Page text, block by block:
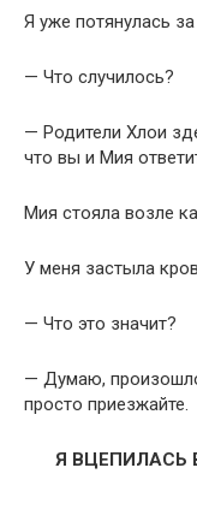
Я уже потянулась
— Что случилось?
— Родители Хлои
что вы и Мия
Мия стояла возле
У меня застыла
— Что это значит?
— Думаю,
просто приезжайте.
Я ВЦЕПИЛАСЬ